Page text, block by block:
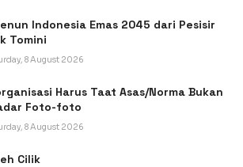
Indonesia Emas 2045 dari Pesisir
Tomini
8 August 2026
Harus Taat Asas/Norma Bukan
Foto-foto
8 August 2026
Cilik